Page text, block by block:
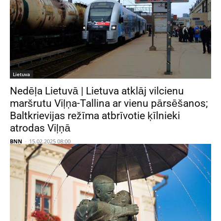
Lietuva
Nedēļa Lietuvā | Lietuva atklāj vilcienu
maršrutu Viļņa-Tallina ar vienu pārsēšanos;
Baltkrievijas režīma atbrīvotie ķīlnieki
atrodas Viļņā
BNN - 15.02.2025 08:00